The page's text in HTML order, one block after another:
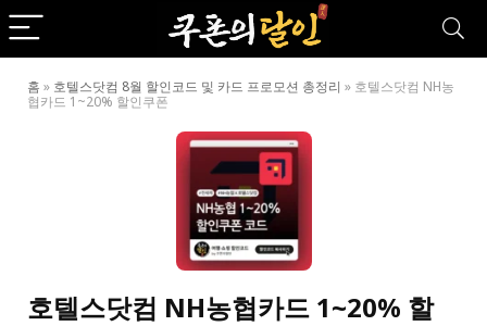
홈 » 호텔스닷컴 8월 할인코드 및 카드 프로모션 총정리 » 호텔스닷컴 NH농
협카드 1~20% 할인쿠폰
호텔스닷컴 NH농협카드 1~20% 할